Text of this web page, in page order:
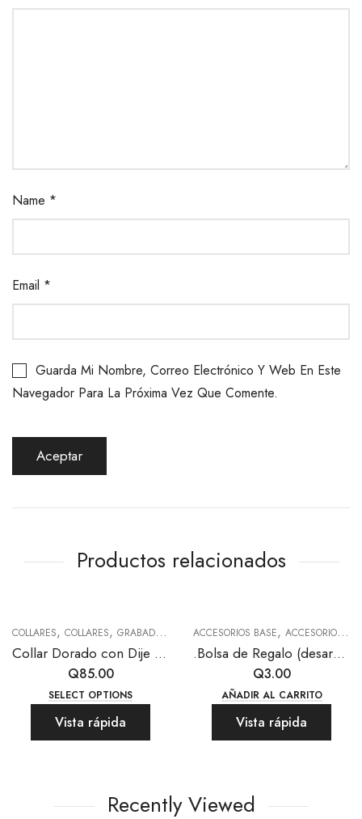
Name *
Email *
Guarda Mi Nombre, Correo Electrónico Y Web En Este
Navegador Para La Próxima Vez Que Comente.
Productos relacionados
COLLARES, COLLARES, GRABADO LÁSER ,TODAS LAS JOYAS
Collar Dorado con Dije Rectangular con Relieve para Grabado Láser (50% anticipo)
Q85.00
SELECT OPTIONS
Vista rápida
ACCESORIOS BASE, ACCESORIOS PARA EL CABELLO
.Bolsa de Regalo (desarmada)
Q3.00
AÑADIR AL CARRITO
Vista rápida
Recently Viewed